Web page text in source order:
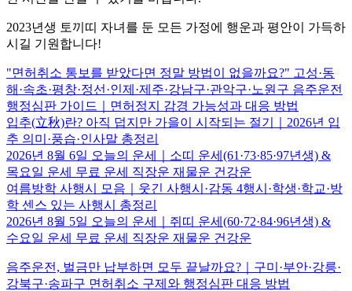
2023년생 토끼띠 자녀를 둔 모든 가정에 행운과 평안이 가득하
시길 기원합니다!
"면허취소 통보를 받았다면 정말 방법이 없을까요?" 고성·동
해·속초·평창·정선·인제·제주·강남구·관악구·노원구 음주운전
행정심판 가이드｜면허정지 감경 가능성과 대응 방법
입추(立秋)란? 아직 덥지만 가을이 시작되는 절기｜2026년 입
추 의미·풍습·인사말 총정리
2026년 8월 6일 오늘의 운세｜소띠 운세(61·73·85·97년생) &
목요일 운세 무료 운세 직장운 재물운 건강운
여름방학 사행시 모음｜웃긴 사행시·감동 4행시·학생·학교·방
학 센스 있는 사행시 총정리
2026년 8월 5일 오늘의 운세｜쥐띠 운세(60·72·84·96년생) &
수요일 운세 무료 운세 직장운 재물운 건강운
음주운전, 벌금만 납부하면 모두 끝날까요?｜구미·부안·강릉·
강북구·송파구 면허취소 구제와 행정심판 대응 방법